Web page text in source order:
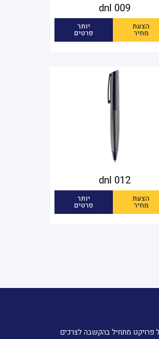
dnl 009
הצעת
מחיר
יותר
פרטים
dnl 012
הצעת
מחיר
יותר
פרטים
פרויקט מתחיל בהקשבה לצרכים